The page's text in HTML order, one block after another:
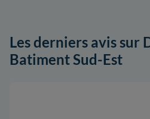
Les derniers avis sur
Batiment Sud-Est